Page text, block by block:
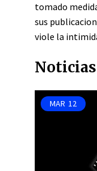
tomado
sus
viole la
MAR 12